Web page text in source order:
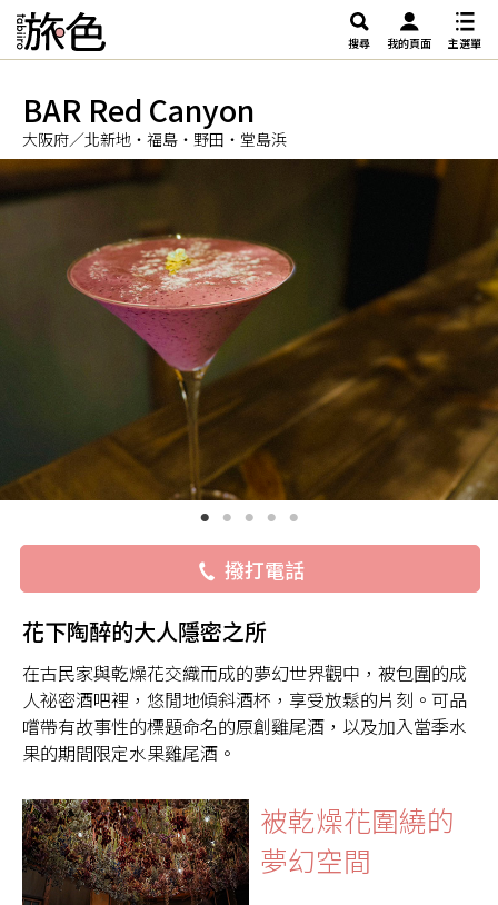
搜尋 我的頁面 主選單
BAR Red Canyon
大阪府／北新地・福島・野田・堂島浜
撥打電話
花下陶醉的大人隱密之所
在古民家與乾燥花交織而成的夢幻世界觀中，被包圍的成
人祕密酒吧裡，悠閒地傾斜酒杯，享受放鬆的片刻。可品
嚐帶有故事性的標題命名的原創雞尾酒，以及加入當季水
果的期間限定水果雞尾酒。
被乾燥花圍繞的
夢幻空間